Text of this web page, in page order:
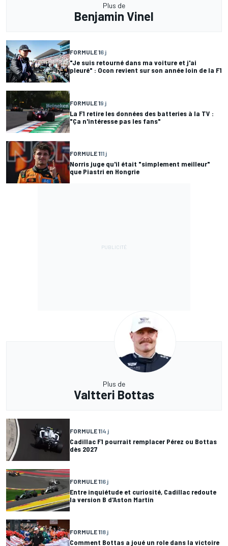
Plus de
Benjamin Vinel
FORMULE 16 j
"Je suis retourné dans ma voiture et j'ai
pleuré" : Ocon revient sur son année loin de la F1
FORMULE 19 j
La F1 retire les données des batteries à la TV :
"Ça n'intéresse pas les fans"
FORMULE 111 j
Norris juge qu'il était "simplement meilleur"
que Piastri en Hongrie
Plus de
Valtteri Bottas
FORMULE 114 j
Cadillac F1 pourrait remplacer Pérez ou Bottas
dès 2027
FORMULE 116 j
Entre inquiétude et curiosité, Cadillac redoute
la version B d'Aston Martin
FORMULE 118 j
Comment Bottas a joué un role dans la victoire